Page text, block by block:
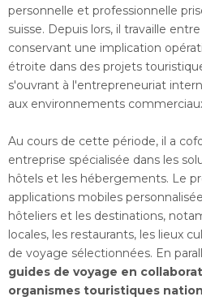
personnelle et professionnelle
suisse. Depuis lors, il travaille entre
conservant une implication
étroite dans des projets
s'ouvrant à l'entrepreneuriat
aux environnements
Au cours de cette période, il a
entreprise spécialisée dans les
hôtels et les hébergements. Le
applications mobiles
hôteliers et les destinations,
locales, les restaurants, les lieux
de voyage sélectionnées. En
guides de voyage en
organismes touristiques